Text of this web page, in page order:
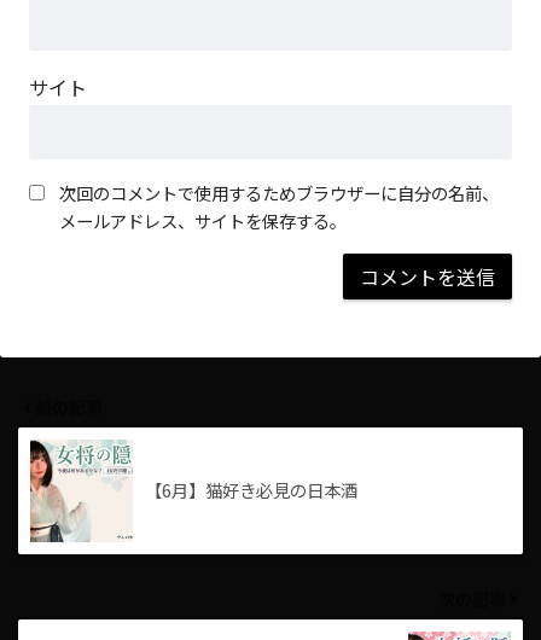
サイト
次回のコメントで使用するためブラウザーに自分の名前、
メールアドレス、サイトを保存する。
【6月】猫好き必見の日本酒